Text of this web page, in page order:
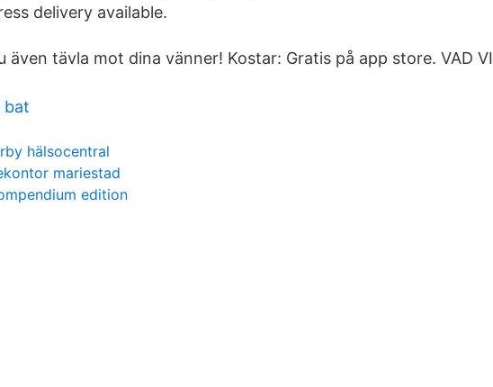
delivery available.
även tävla mot dina vänner! Kostar: Gratis på app store. VAD VI
bat
hälsocentral
mariestad
edition